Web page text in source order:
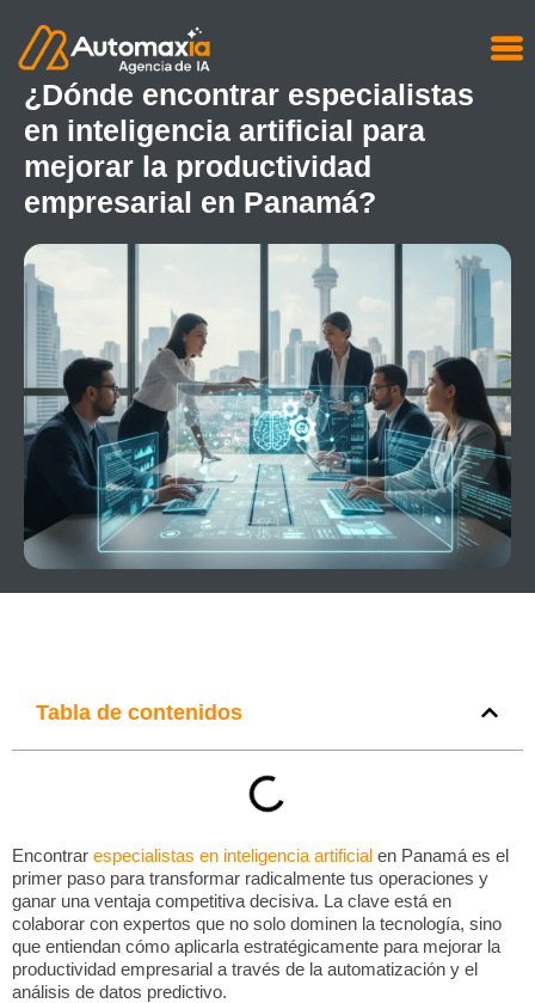
¿Dónde encontrar especialistas
en inteligencia artificial para
mejorar la productividad
empresarial en Panamá?
Tabla de contenidos
Encontrar especialistas en inteligencia artificial en Panamá es el
primer paso para transformar radicalmente tus operaciones y
ganar una ventaja competitiva decisiva. La clave está en
colaborar con expertos que no solo dominen la tecnología, sino
que entiendan cómo aplicarla estratégicamente para mejorar la
productividad empresarial a través de la automatización y el
análisis de datos predictivo.